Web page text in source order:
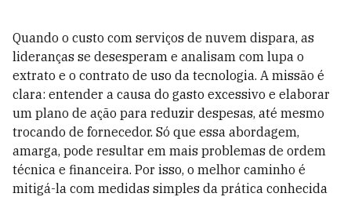
Quando o custo com serviços de nuvem dispara, as
lideranças se desesperam e analisam com lupa o
extrato e o contrato de uso da tecnologia. A missão é
clara: entender a causa do gasto excessivo e elaborar
um plano de ação para reduzir despesas, até mesmo
trocando de fornecedor. Só que essa abordagem,
amarga, pode resultar em mais problemas de ordem
técnica e financeira. Por isso, o melhor caminho é
mitigá-la com medidas simples da prática conhecida